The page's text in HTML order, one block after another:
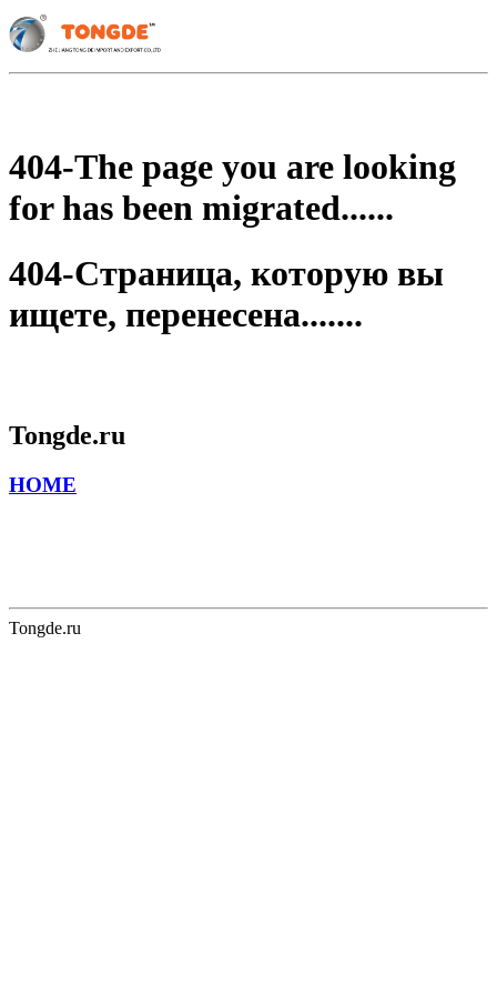
404-The page you are looking
for has been migrated......
404-Страница, которую вы
ищете, перенесена.......
Tongde.ru
HOME
Tongde.ru